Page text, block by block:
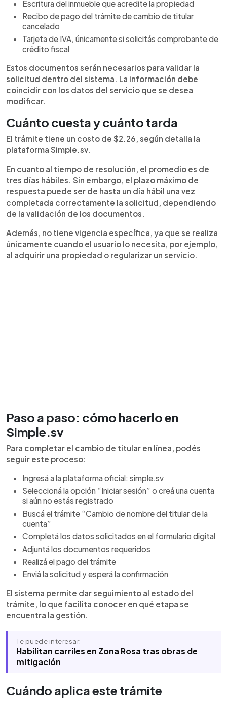
Escritura del inmueble que acredite la propiedad
Recibo de pago del trámite de cambio de titular
cancelado
Tarjeta de IVA, únicamente si solicitás comprobante de
crédito fiscal
Estos documentos serán necesarios para validar la
solicitud dentro del sistema. La información debe
coincidir con los datos del servicio que se desea
modificar.
Cuánto cuesta y cuánto tarda
El trámite tiene un costo de $2.26, según detalla la
plataforma Simple.sv.
En cuanto al tiempo de resolución, el promedio es de
tres días hábiles. Sin embargo, el plazo máximo de
respuesta puede ser de hasta un día hábil una vez
completada correctamente la solicitud, dependiendo
de la validación de los documentos.
Además, no tiene vigencia específica, ya que se realiza
únicamente cuando el usuario lo necesita, por ejemplo,
al adquirir una propiedad o regularizar un servicio.
Paso a paso: cómo hacerlo en
Simple.sv
Para completar el cambio de titular en línea, podés
seguir este proceso:
Ingresá a la plataforma oficial: simple.sv
Seleccioná la opción “Iniciar sesión” o creá una cuenta
si aún no estás registrado
Buscá el trámite “Cambio de nombre del titular de la
cuenta”
Completá los datos solicitados en el formulario digital
Adjuntá los documentos requeridos
Realizá el pago del trámite
Enviá la solicitud y esperá la confirmación
El sistema permite dar seguimiento al estado del
trámite, lo que facilita conocer en qué etapa se
encuentra la gestión.
Te puede interesar:
Habilitan carriles en Zona Rosa tras obras de
mitigación
Cuándo aplica este trámite